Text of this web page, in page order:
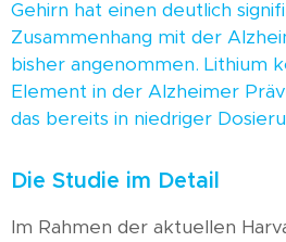
Gehirn hat einen deutlich
Zusammenhang mit der
bisher angenommen. Lithium
Element in der Alzheimer
das bereits in niedriger
Die Studie im Detail
Im Rahmen der aktuellen